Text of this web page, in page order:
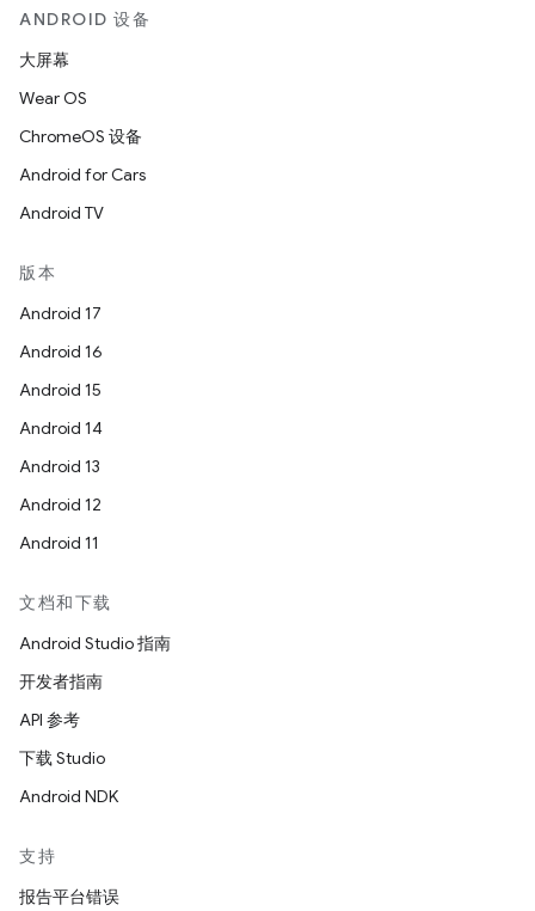
ANDROID 设备
大屏幕
Wear OS
ChromeOS 设备
Android for Cars
Android TV
版本
Android 17
Android 16
Android 15
Android 14
Android 13
Android 12
Android 11
文档和下载
Android Studio 指南
开发者指南
API 参考
下载 Studio
Android NDK
支持
报告平台错误